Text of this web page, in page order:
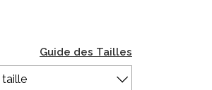
Guide des Tailles